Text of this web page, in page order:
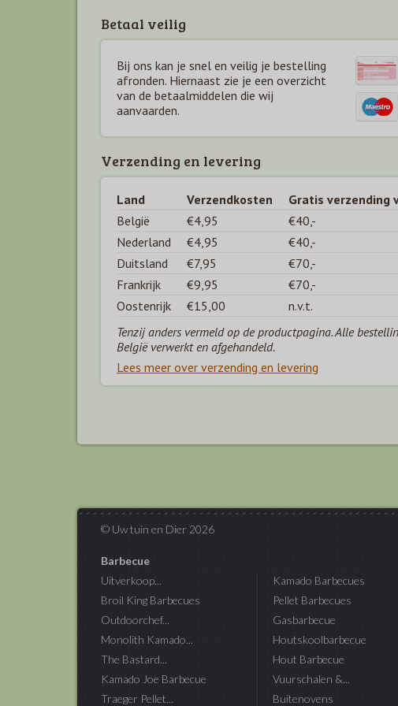
Betaal veilig
Bij ons kan je snel en veilig je bestelling
afronden. Hiernaast zie je een overzicht
van de betaalmiddelen die wij
aanvaarden.
Verzending en levering
Land Verzendkosten
Gratis verzending
België
€4,95
€40,-
Nederland
€4,95
€40,-
Duitsland
€7,95
€70,-
Frankrijk
€9,95
€70,-
Oostenrijk
€15,00
n.v.t.
Tenzij anders vermeld op de productpagina. Alle
België verwerkt en afgehandeld.
Lees meer over verzending en levering
© Uw tuin en Dier 2026
Barbecue
Uitverkoop...
Broil King Barbecues
Outdoorchef...
Monolith Kamado...
The Bastard...
Kamado Joe Barbecue
Traeger Pellet...
Kamado Barbecues
Pellet Barbecues
Gasbarbecue
Houtskoolbarbecue
Hout Barbecue
Vuurschalen &...
Buitenovens